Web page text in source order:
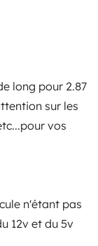
long pour 2.87
sur les
vos
n'étant pas
12v et du 5v